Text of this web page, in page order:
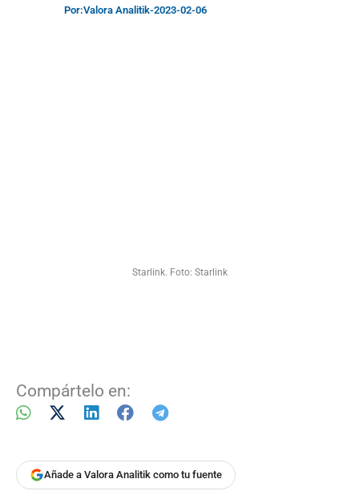
Por:Valora Analitik-2023-02-06
Starlink. Foto: Starlink
Compártelo en:
Añade a Valora Analitik como tu fuente